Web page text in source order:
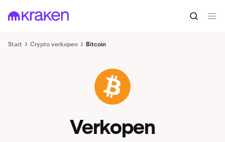
Start Crypto verkopen Bitcoin
BTC
Verkopen